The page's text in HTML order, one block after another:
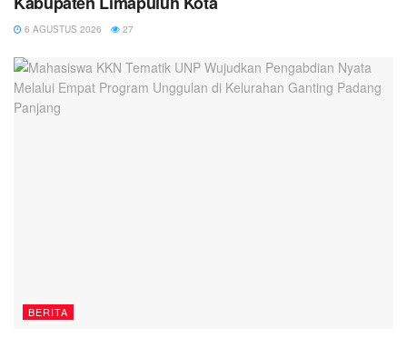
6 AGUSTUS 2026 27
BERITA